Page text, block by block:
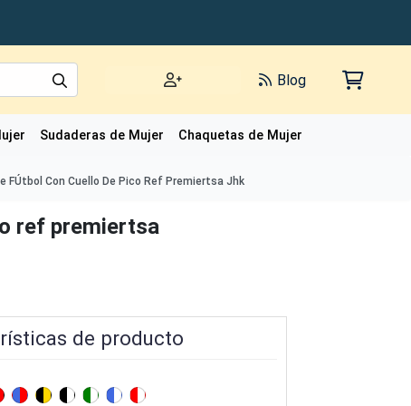
Blog
Sudaderas de Mujer Chaquetas de Mujer
FÚtbol Con Cuello De Pico Ref Premiertsa Jhk
ref premiertsa
de producto